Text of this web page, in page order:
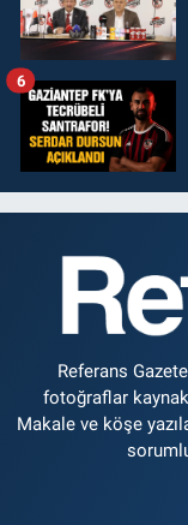
6
Referans
fotoğraflar
Makale ve köşe